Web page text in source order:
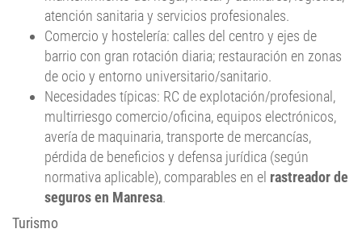
Comercio y hostelería: calles del centro y ejes de
barrio con gran rotación diaria; restauración en zonas
de ocio y entorno universitario/sanitario.
Necesidades típicas: RC de explotación/profesional,
multirriesgo comercio/oficina, equipos electrónicos,
avería de maquinaria, transporte de mercancías,
pérdida de beneficios y defensa jurídica (según
normativa aplicable), comparables en el rastreador de
seguros en Manresa .
Turismo
Sin ser un destino masivo, Manresa ofrece patrimonio